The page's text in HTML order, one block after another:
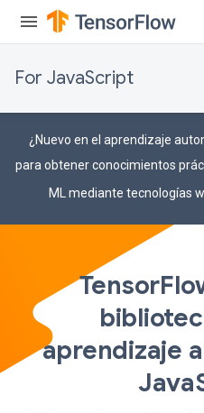
For JavaScript
¿Nuevo en el aprendizaje
para obtener conocimientos
ML mediante tecnologías
aprendizaje